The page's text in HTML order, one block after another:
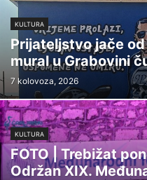
KULTURA
Prijateljstvo jače
mural u Grabovini
7 kolovoza, 2026
KULTURA
FOTO | Trebižat
Održan XIX.